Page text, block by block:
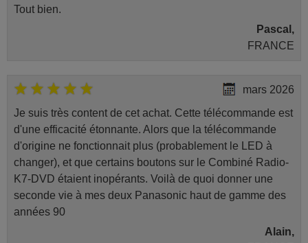
Tout bien.
Pascal,
FRANCE
mars 2026
Je suis très content de cet achat. Cette télécommande est
d'une efficacité étonnante. Alors que la télécommande
d'origine ne fonctionnait plus (probablement le LED à
changer), et que certains boutons sur le Combiné Radio-
K7-DVD étaient inopérants. Voilà de quoi donner une
seconde vie à mes deux Panasonic haut de gamme des
années 90
Alain,